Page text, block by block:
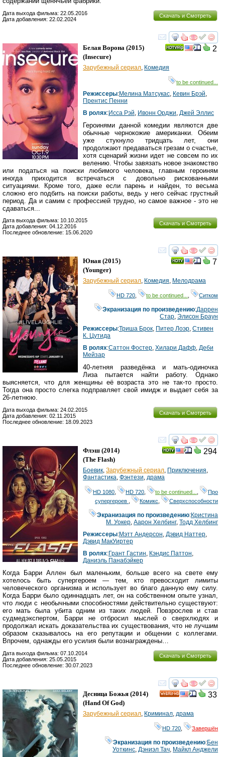
Скачать и Смотреть
Дата выхода фильма: 22.05.2016
Дата добавления: 22.02.2024
смотреть
2
Белая Ворона (2015)
(Insecure)
Зарубежный сериал Комедия
to be continued...
Режиссеры:Мелина Матсукас Кевин Брэй
Прентис Пенни
В ролях:Исса Рэй Ивонн Орджи Джей Эллис
Героинями данной комедии являются две
обычные чернокожие американки. Обеим
уже стукнуло тридцать лет, они
продолжают предаваться грезам о счастье,
хотя сценарий жизни идет не совсем по их
велению. Чтобы завязать новое знакомство
или податься на поиски любимого человека, главным героиням
иногда приходится встречаться с довольно рискованными
ситуациями. Кроме того, даже если парень и найден, то весьма
сложно его подбить на поиски работы, ведь у него сейчас грустный
период. Да и самим с профессией трудно, но самое важное - это не
сдаваться...
Скачать и Смотреть
Дата выхода фильма: 10.10.2015
Дата добавления: 04.12.2016
Последнее обновление: 15.06.2020
смотреть
7
Юная (2015)
(Younger)
Зарубежный сериал, Комедия, Мелодрама
HD 720 to be continued... Ситком
Экранизация по произведению:Даррен
Стар,Элисон Браун
Режиссеры:Триша Брок, Питер Лоэр, Стивен
К. Цутида
В ролях:Саттон Фостер, Хилари Дафф, Деби
Мейзар
40-летняя разведёнка и мать-одиночка
Лиза пытается найти работу. Однако
выясняется, что для женщины её возраста это не так-то просто.
Тогда она просто слегка подправляет свой имидж и выдает себя за
26-летнюю.
Скачать и Смотреть
Дата выхода фильма: 24.02.2015
Дата добавления: 02.11.2015
Последнее обновление: 18.09.2023
смотреть
294
Флэш (2014)
(The Flash)
Боевик, Зарубежный сериал, Приключения,
Фантастика, Фэнтези, драма
HD 1080 HD 720 to be continued...
Про
супергероев
Комикс Сверхспособности
Экранизация по произведению:Кристина
М. Уокер,Аарон Хелбинг,Тодд Хелбинг
Режиссеры:Мэтт Андерсон, Дэвид Наттер,
Дэвид МакУиртер
В ролях:Грант Гастин, Кэндис Паттон,
Даниэль Панабэйкер
Когда Барри Аллен был маленьким, больше всего на свете ему
хотелось быть супергероем — тем, кто превосходит лимиты
человеческого организма и использует во благо данную ему силу.
Когда Барри было одиннадцать лет, он на собственном опыте узнал,
что люди с необычными способностями действительно существуют:
его мать была убита одним из таких людей. Повзрослев и став
судмедэкспертом, Барри не отбросил мыслей о сверхлюдях и
продолжал искать доказательства их существования, что не лучшим
образом сказывалось на его репутации и общении с коллегами.
Впрочем, однажды его усилия были вознаграждены…
Скачать и Смотреть
Дата выхода фильма: 07.10.2014
Дата добавления: 25.05.2015
Последнее обновление: 30.07.2023
смотреть
33
Десница Божья (2014)
(Hand Of God)
Зарубежный сериал, Криминал, драма
HD 720 Завершён
Экранизация по произведению:Бен
Уоткинс,Дэниэл Тач, Майкл Анджели